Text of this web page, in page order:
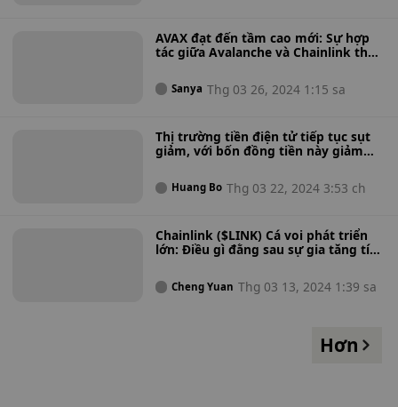
AVAX đạt đến tầm cao mới: Sự hợp
tác giữa Avalanche và Chainlink thúc
Sanya Thg 03 26, 2024 1:15 sa
Thị trường tiền điện tử tiếp tục sụt
giảm, với bốn đồng tiền này giảm
tiềm năng gia nhập thị trường tiền
tệ không?
Huang Bo Thg 03 22, 2024 3:53 ch
Chainlink ($LINK) Cá voi phát triển
lớn: Điều gì đằng sau sự gia tăng tích
Cheng Yuan Thg 03 13, 2024 1:39 sa
Hơn